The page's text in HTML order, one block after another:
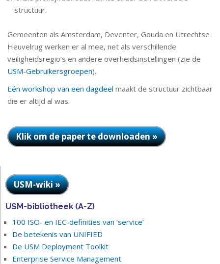
structuur.
Gemeenten als Amsterdam, Deventer, Gouda en Utrechtse
Heuvelrug werken er al mee, net als verschillende
veiligheidsregio’s en andere overheidsinstellingen (zie de
USM-Gebruikersgroepen).
Eén workshop van een dagdeel maakt de structuur zichtbaar
die er altijd al was.
Klik om de paper te downloaden »
USM-wiki »
USM-bibliotheek (A-Z)
100 ISO- en IEC-definities van ‘service’
De betekenis van UNIFIED
De USM Deployment Toolkit
Enterprise Service Management